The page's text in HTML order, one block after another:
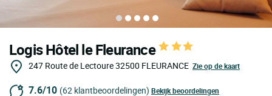
Logis Hôtel le Fleurance
247 Route de Lectoure32500 FLEURANCE Zie op de kaart
7.6/10 (62 klantbeoordelingen) Bekijk beoordelingen